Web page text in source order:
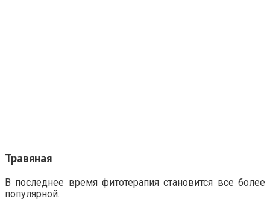
Травяная
В последнее время фитотерапия становится все более
популярной.